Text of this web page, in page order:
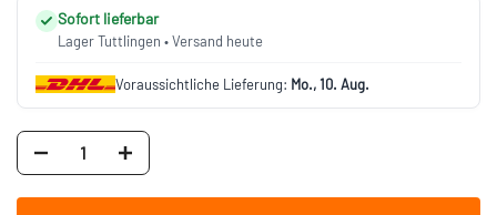
Sofort lieferbar
Lager Tuttlingen • Versand heute
Voraussichtliche Lieferung: Mo., 10. Aug.